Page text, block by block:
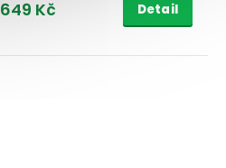
649 Kč Detail